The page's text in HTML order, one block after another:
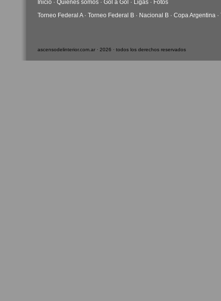
Inicio · Quiénes somos · Gol a Gol · Ligas · Fotos
Torneo Federal A· Torneo Federal B · Nacional B · Copa Argentina ·
ascensodelinterior.com.ar · 2026 · todos los derechos reservados